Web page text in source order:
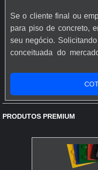
Se o cliente final ou
para piso de concreto,
seu negócio.
conceituada do
resina epóxi para piso
especializados da
proteção com
clientes.MAIS SOBRE...
PRODUTOS PREMIUM